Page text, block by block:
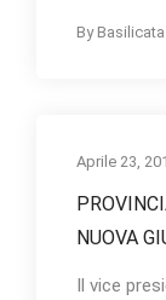
By
Aprile 23,
NUOVA
Il vice